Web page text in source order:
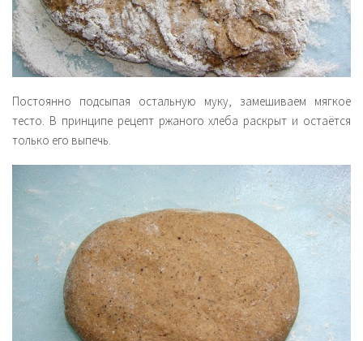
Постоянно подсыпая остальную муку, замешиваем мягкое
тесто. В принципе рецепт ржаного хлеба раскрыт и остаётся
только его выпечь.